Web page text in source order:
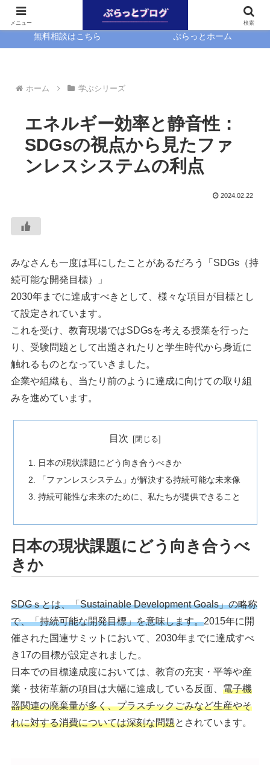
無料相談はこちら ぷらっとホーム
ホーム 学ぶシリーズ
エネルギー効率と静音性：
SDGsの視点から見たファ
ンレスシステムの利点
2024.02.22
みなさんも一度は耳にしたことがあるだろう「SDGs（持
続可能な開発目標）」
2030年までに達成すべきとして、様々な項目が目標とし
て設定されています。
これを受け、教育現場ではSDGsを考える授業を行った
り、受験問題として出題されたりと学生時代から身近に
触れるものとなっていきました。
企業や組織も、当たり前のように達成に向けての取り組
みを進めています。
目次
日本の現状課題にどう向き合うべきか
「ファンレスシステム」が解決する持続可能な未来像
持続可能性な未来のために、私たちが提供できること
日本の現状課題にどう向き合うべ
きか
SDGｓとは、「Sustainable Development Goals」の略称
で、「持続可能な開発目標」を意味します。2015年に開
催された国連サミットにおいて、2030年までに達成すべ
き17の目標が設定されました。
日本での目標達成度においては、教育の充実・平等や産
業・技術革新の項目は大幅に達成している反面、電子機
器関連の廃棄量が多く、プラスチックごみなど生産やそ
れに対する消費については深刻な問題とされています。
メニュー 検索